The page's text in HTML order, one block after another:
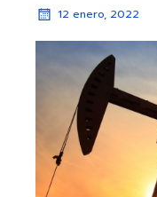
12 enero, 2022